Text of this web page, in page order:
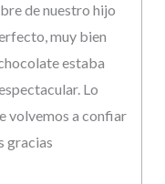
de nuestro hijo
muy bien
estaba
Lo
volvemos a confiar
gracias